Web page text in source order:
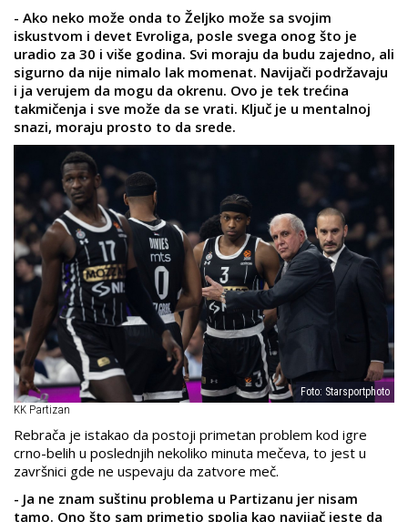
- Ako neko može onda to Željko može sa svojim
iskustvom i devet Evroliga, posle svega onog što je
uradio za 30 i više godina. Svi moraju da budu zajedno, ali
sigurno da nije nimalo lak momenat. Navijači podržavaju
i ja verujem da mogu da okrenu. Ovo je tek trećina
takmičenja i sve može da se vrati. Ključ je u mentalnoj
snazi, moraju prosto to da srede.
Foto: Starsportphoto
KK Partizan
Rebrača je istakao da postoji primetan problem kod igre
crno-belih u poslednjih nekoliko minuta mečeva, to jest u
završnici gde ne uspevaju da zatvore meč.
- Ja ne znam suštinu problema u Partizanu jer nisam
tamo. Ono što sam primetio spolja kao navijač jeste da